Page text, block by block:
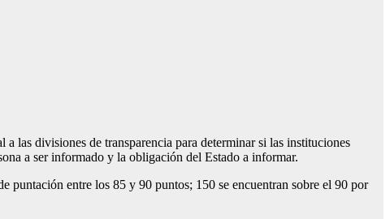
divisiones de transparencia para determinar si las instituciones
a ser informado y la obligación del Estado a informar.
entre los 85 y 90 puntos; 150 se encuentran sobre el 90 por